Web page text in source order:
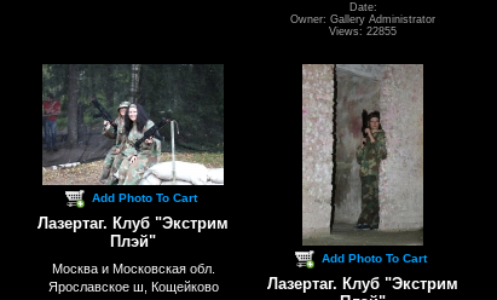
Date:
Owner: Gallery Administrator
Views: 22855
Add Photo To Cart
Лазертаг. Клуб "Экстрим
Плэй"
Москва и Московская обл.
Ярославское ш, Кощейково
Add Photo To Cart
Лазертаг. Клуб "Экстрим